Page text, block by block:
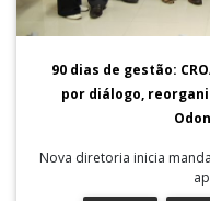
90 dias de gestão:
por diálogo,
Nova diretoria inicia